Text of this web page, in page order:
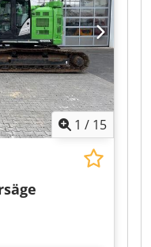
Löffel - 700mm
30% erhalten
CE
1 / 15